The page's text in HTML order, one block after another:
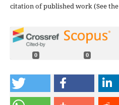
citation of published work (See the
0 0